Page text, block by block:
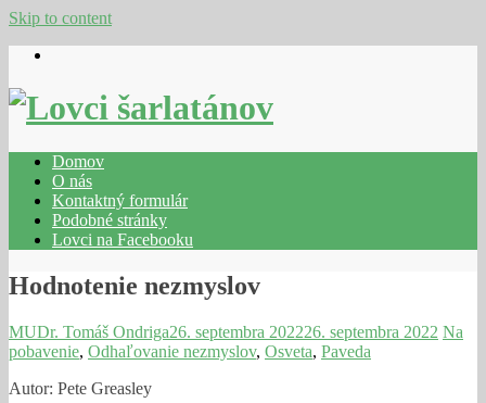
Skip to content
Domov
O nás
Kontaktný formulár
Podobné stránky
Lovci na Facebooku
Hodnotenie nezmyslov
MUDr. Tomáš Ondriga26. septembra 202226. septembra 2022 Na
pobavenie, Odhaľovanie nezmyslov, Osveta, Paveda
Autor: Pete Greasley